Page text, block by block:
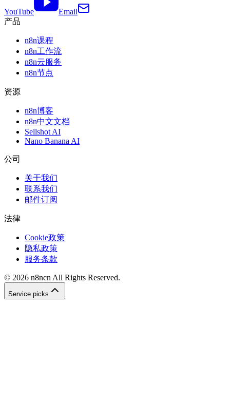
YouTube
Email
产品
n8n课程
n8n工作流
n8n云服务
n8n节点
资源
n8n博客
n8n中文文档
Sellshot AI
Nano Banana AI
公司
关于我们
联系我们
邮件订阅
法律
Cookie政策
隐私政策
服务条款
© 2026 n8ncn All Rights Reserved.
Service picks